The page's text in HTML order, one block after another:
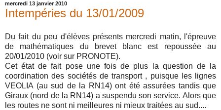
mercredi 13 janvier 2010
Intempéries du 13/01/2009
Du fait du peu d'élèves présents mercredi matin, l'épreuve
de mathématiques du brevet blanc est repoussée au
20/01/2010 (voir sur PRONOTE).
Cet état de fait pose une fois de plus la question de la
coordination des sociétés de transport , puisque les lignes
VEOLIA (au sud de la RN14) ont été assurées tandis que
Giraux (nord de la RN14) a suspendu son service. Alors que
les routes ne sont ni meilleures ni mieux traitées au sud....